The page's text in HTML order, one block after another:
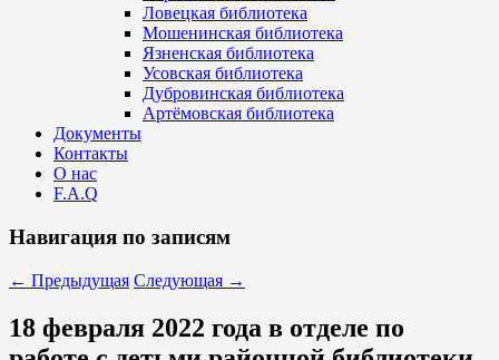
Ловецкая библиотека
Мошенинская библиотека
Язненская библиотека
Усовская библиотека
Дубровинская библиотека
Артёмовская библиотека
Документы
Контакты
О нас
F.A.Q
Навигация по записям
← Предыдущая Следующая →
18 февраля 2022 года в отделе по